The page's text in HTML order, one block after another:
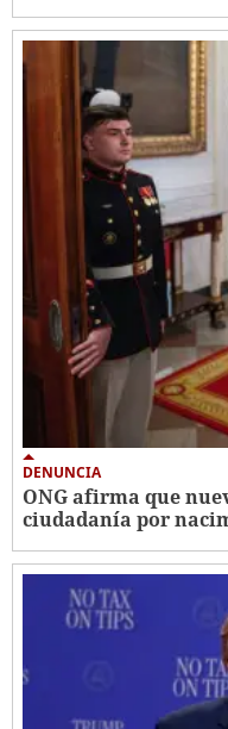
DENUNCIA
ONG afirma que
ciudadanía por